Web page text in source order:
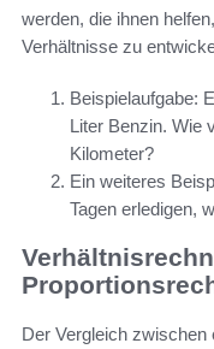
werden, die ihnen
Verhältnisse zu
Beispielaufgabe:
Liter Benzin. Wie
Kilometer?
Ein weiteres
Tagen erledigen,
Der Vergleich zwischen